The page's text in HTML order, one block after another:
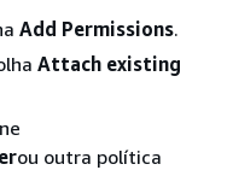
Add Permissions.
Attach existing
ou outra política